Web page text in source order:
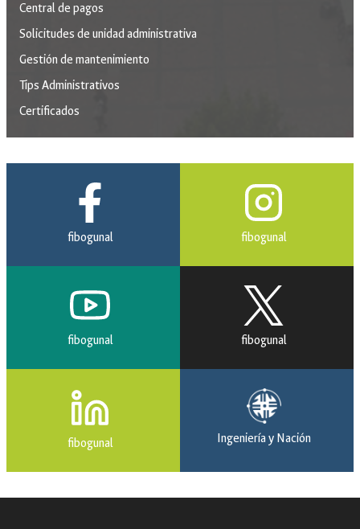
Central de pagos
Solicitudes de unidad administrativa
Gestión de mantenimiento
Tips Administrativos
Certificados
fibogunal fibogunal
fibogunal fibogunal
fibogunal Ingeniería y Nación